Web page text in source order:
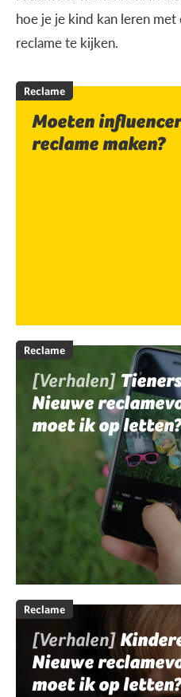
hoe je je kind kan leren
reclame te kijken.
Reclame
Moeten
reclame maken?
Reclame
[Verhalen]
Nieuwe
moet ik op letten?
Reclame
[Verhalen]
Nieuwe
moet ik op letten?